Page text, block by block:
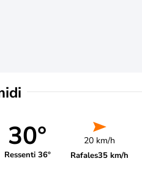
30°
Ressenti 36°
20 km/h
Rafales35 km/h